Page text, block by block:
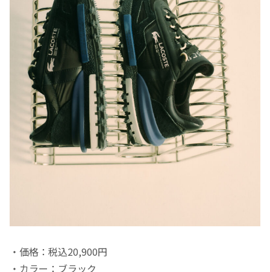
・価格：税込20,900円
・カラー：ブラック